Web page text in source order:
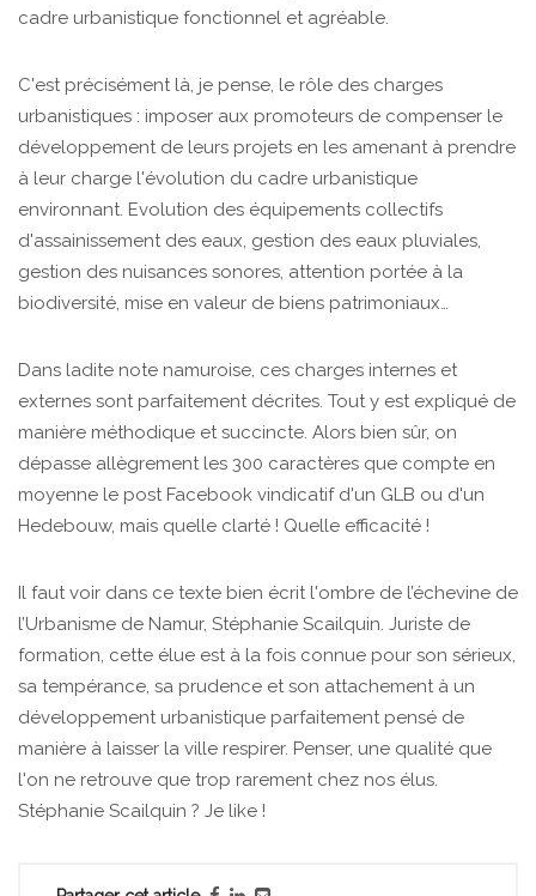
cadre urbanistique fonctionnel et agréable.
C'est précisément là, je pense, le rôle des charges
urbanistiques : imposer aux promoteurs de compenser le
développement de leurs projets en les amenant à prendre
à leur charge l'évolution du cadre urbanistique
environnant. Evolution des équipements collectifs
d'assainissement des eaux, gestion des eaux pluviales,
gestion des nuisances sonores, attention portée à la
biodiversité, mise en valeur de biens patrimoniaux…
Dans ladite note namuroise, ces charges internes et
externes sont parfaitement décrites. Tout y est expliqué de
manière méthodique et succincte. Alors bien sûr, on
dépasse allègrement les 300 caractères que compte en
moyenne le post Facebook vindicatif d'un GLB ou d'un
Hedebouw, mais quelle clarté ! Quelle efficacité !
Il faut voir dans ce texte bien écrit l'ombre de l’échevine de
l’Urbanisme de Namur, Stéphanie Scailquin. Juriste de
formation, cette élue est à la fois connue pour son sérieux,
sa tempérance, sa prudence et son attachement à un
développement urbanistique parfaitement pensé de
manière à laisser la ville respirer. Penser, une qualité que
l'on ne retrouve que trop rarement chez nos élus.
Stéphanie Scailquin ? Je like !